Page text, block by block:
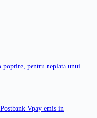
poprire, pentru neplata unui
Vpay emis in